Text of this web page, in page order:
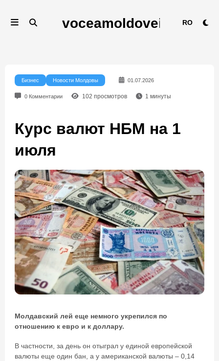
содержимому
RO
Бизнес Новости Молдовы 01.07.2026
0 Комментарии 102 просмотров 1 минуты
Курс валют НБМ на 1
июля
Молдавский лей еще немного укрепился по
отношению к евро и к доллару.
В частности, за день он отыграл у единой европейской
валюты еще один бан, а у американской валюты – 0,14